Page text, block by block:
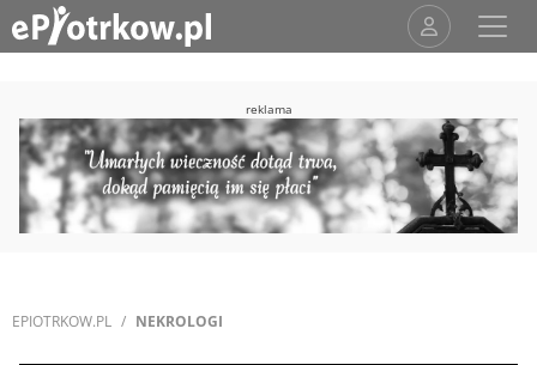
reklama
EPIOTRKOW.PL NEKROLOGI